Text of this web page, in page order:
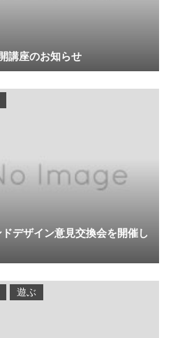
講座のお知らせ
デザイン意見交換会を開催し
遊ぶ